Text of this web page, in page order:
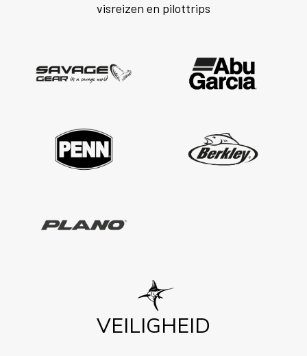
visreizen en pilottrips
VEILIGHEID